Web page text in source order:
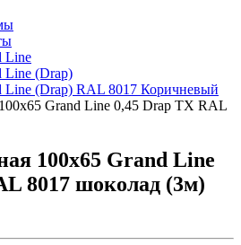
Line
Line (Drap)
Line (Drap) RAL 8017 Коричневый
Grand Line 0,45 Drap ТХ RAL
100х65 Grand Line
8017 шоколад (3м)